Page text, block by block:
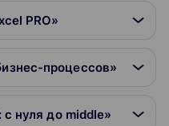
PRO»
процессов»
нуля до middle»